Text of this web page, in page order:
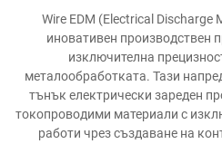
Wire EDM (Electrical Discharge
иновативен производствен
изключителна
металообработката. Тази
тънък електрически зареден
токопроводими материали с
работи чрез създаване на